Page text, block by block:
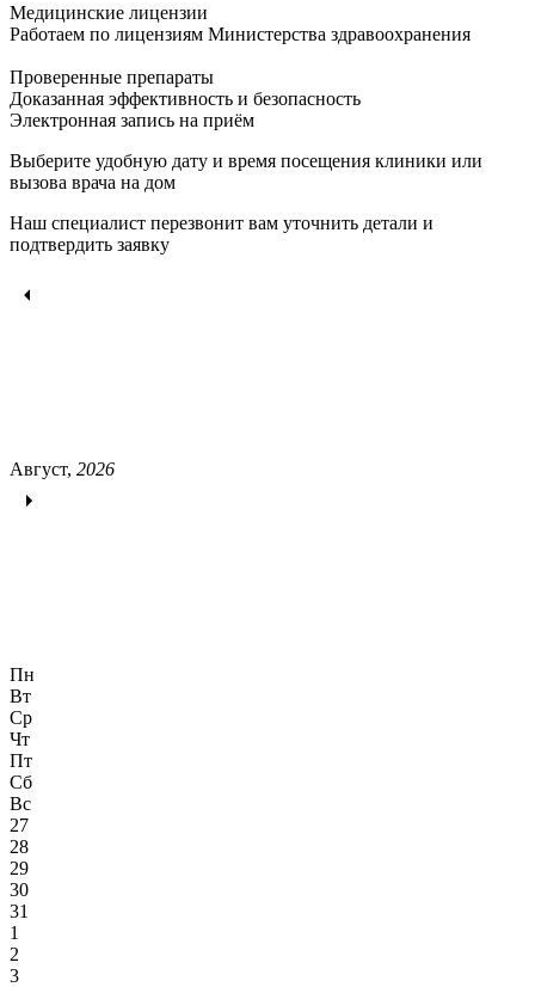
Медицинские лицензии
Работаем по лицензиям Министерства здравоохранения
Проверенные препараты
Доказанная эффективность и безопасность
Электронная запись на приём
Выберите удобную дату и время посещения клиники или
вызова врача на дом
Наш специалист перезвонит вам уточнить детали и
подтвердить заявку
Август, 2026
Пн
Вт
Ср
Чт
Пт
Сб
Вс
27
28
29
30
31
1
2
3